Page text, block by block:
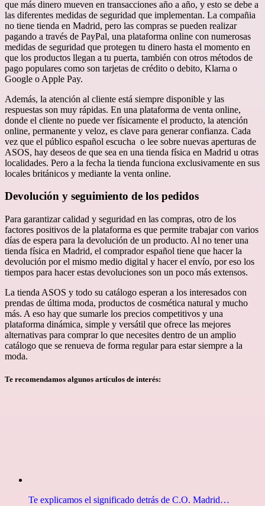
que más dinero mueven en transacciones año a año, y esto se debe a
las diferentes medidas de seguridad que implementan. La compañia
no tiene tienda en Madrid, pero las compras se pueden realizar
pagando a través de PayPal, una plataforma online con numerosas
medidas de seguridad que protegen tu dinero hasta el momento en
que los productos llegan a tu puerta, también con otros métodos de
pago populares como son tarjetas de crédito o debito, Klarna o
Google o Apple Pay.
Además, la atención al cliente está siempre disponible y las
respuestas son muy rápidas. En una plataforma de venta online,
donde el cliente no puede ver físicamente el producto, la atención
online, permanente y veloz, es clave para generar confianza. Cada
vez que el público español escucha o lee sobre nuevas aperturas de
ASOS, hay deseos de que sea en una tienda física en Madrid u otras
localidades. Pero a la fecha la tienda funciona exclusivamente en sus
locales británicos y mediante la venta online.
Devolución y seguimiento de los pedidos
Para garantizar calidad y seguridad en las compras, otro de los
factores positivos de la plataforma es que permite trabajar con varios
días de espera para la devolución de un producto. Al no tener una
tienda física en Madrid, el comprador español tiene que hacer la
devolución por el mismo medio digital y hacer el envío, por eso los
tiempos para hacer estas devoluciones son un poco más extensos.
La tienda ASOS y todo su catálogo esperan a los interesados con
prendas de última moda, productos de cosmética natural y mucho
más. A eso hay que sumarle los precios competitivos y una
plataforma dinámica, simple y versátil que ofrece las mejores
alternativas para comprar lo que necesites dentro de un amplio
catálogo que se renueva de forma regular para estar siempre a la
moda.
Te recomendamos algunos artículos de interés:
Te explicamos el significado detrás de C.O. Madrid…